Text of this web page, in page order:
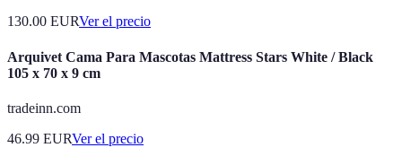
130.00 EURVer el precio
Arquivet Cama Para Mascotas Mattress Stars White / Black
105 x 70 x 9 cm
tradeinn.com
46.99 EURVer el precio